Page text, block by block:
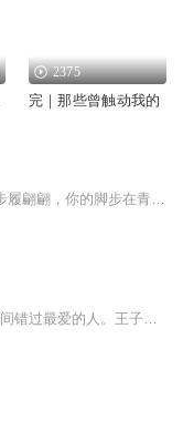
2375
完｜那些曾触动我的